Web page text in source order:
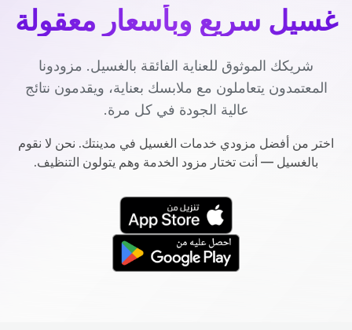
غسيل سريع وبأسعار معقولة
شريكك الموثوق للعناية الفائقة بالغسيل. مزودونا
المعتمدون يتعاملون مع ملابسك بعناية، ويقدمون نتائج
عالية الجودة في كل مرة.
اختر من أفضل مزودي خدمات الغسيل في مدينتك. نحن لا نقوم
بالغسيل — أنت تختار مزود الخدمة وهم يتولون التنظيف.